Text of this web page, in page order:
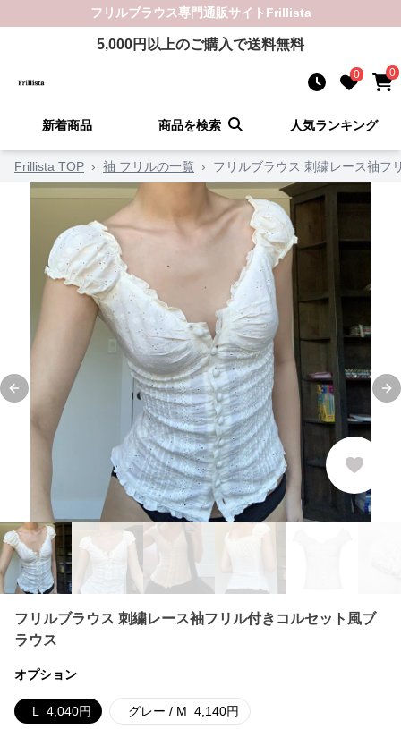
フリルブラウス専門通販サイト Frillista
5,000円以上のご購入で送料無料
0 0
新着商品 商品を検索 人気ランキング
Frillista TOP › 袖 フリルの一覧 › フリルブラウス 刺繍レース袖フ
Previous slide
フリルブラウス 刺繍レース袖フリル付きコルセット風ブ
ラウス
オプション
L 4,040円 グレー / M 4,140円